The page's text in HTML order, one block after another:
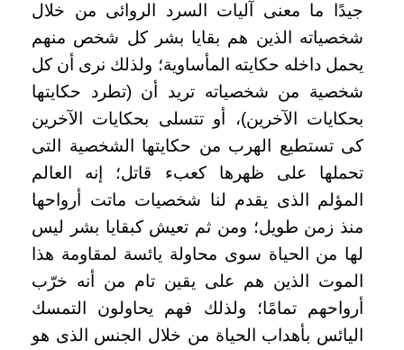
جيدًا ما معنى آليات السرد الروائى من خلال
شخصياته الذين هم بقايا بشر كل شخص منهم
يحمل داخله حكايته المأساوية؛ ولذلك نرى أن كل
شخصية من شخصياته تريد أن (تطرد حكايتها
بحكايات الآخرين)، أو تتسلى بحكايات الآخرين
كى تستطيع الهرب من حكايتها الشخصية التى
تحملها على ظهرها كعبء قاتل؛ إنه العالم
المؤلم الذى يقدم لنا شخصيات ماتت أرواحها
منذ زمن طويل؛ ومن ثم تعيش كبقايا بشر ليس
لها من الحياة سوى محاولة يائسة لمقاومة هذا
الموت الذين هم على يقين تام من أنه خرّب
أرواحهم تمامًا؛ ولذلك فهم يحاولون التمسك
اليائس بأهداب الحياة من خلال الجنس الذى هو